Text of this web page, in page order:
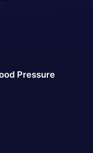
Pressure